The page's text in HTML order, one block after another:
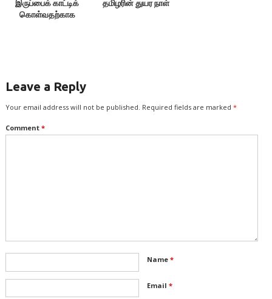
இருப்பைக் காட்டிக்
கொள்வதற்காக
தமிழரின் துயர நாள்
Leave a Reply
Your email address will not be published. Required fields are marked *
Comment *
Name *
Email *